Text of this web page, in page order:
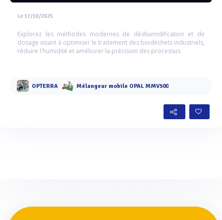
Le 17/10/2025
Explorez les méthodes modernes de déshumidification et de
dosage visant à optimiser le traitement des biodéchets industriels,
réduire l'humidité et améliorer la précision des processus.
OPTERRA Mélangeur mobile OPAL MMV500